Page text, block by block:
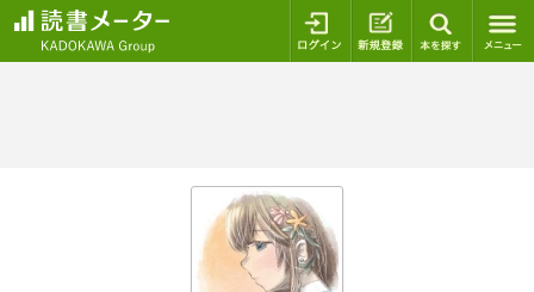
ログイン 新規登録